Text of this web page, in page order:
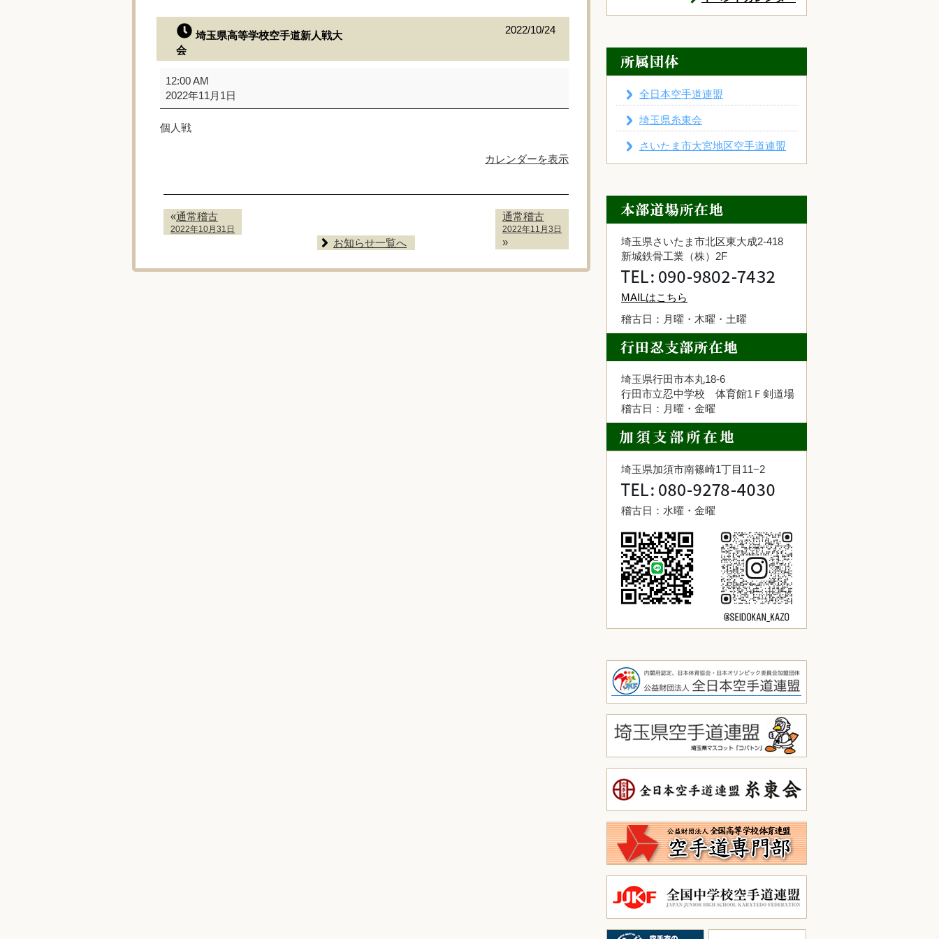
埼玉県高等学校空手道新人戦大
会
2022/10/24
埼
玉
等
手
道
人
12:00 AM
2022年11月1日
個人戦
カレンダーを表示
«通常稽古
2022年10月31日
通常稽古
2022年11月3日
»
お知らせ一覧へ
全日本空手道連盟
埼玉県糸東会
さいたま市大宮地区空手道連盟
埼玉県さいたま市北区東大成2-418
新城鉄骨工業（株）2F
MAILはこちら
稽古日：月曜・木曜・土曜
埼玉県行田市本丸18-6
行田市立忍中学校 体育館1Ｆ剣道場
稽古日：月曜・金曜
埼玉県加須市南篠崎1丁目11−2
稽古日：水曜・金曜